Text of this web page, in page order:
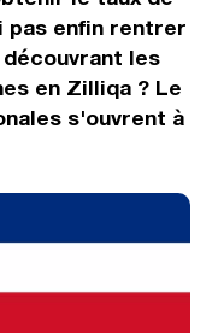
pas enfin rentrer
les
en Zilliqa ? Le
s'ouvrent à